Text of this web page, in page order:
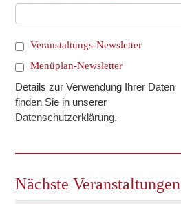
Veranstaltungs-Newsletter
Menüplan-Newsletter
Details zur Verwendung Ihrer Daten
finden Sie in unserer
Datenschutzerklärung.
Nächste Veranstaltungen